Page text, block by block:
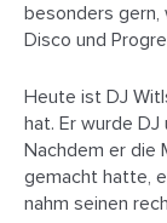
besonders gern,
Disco und
Heute ist DJ
hat. Er wurde
Nachdem er die
gemacht hatte,
nahm seinen